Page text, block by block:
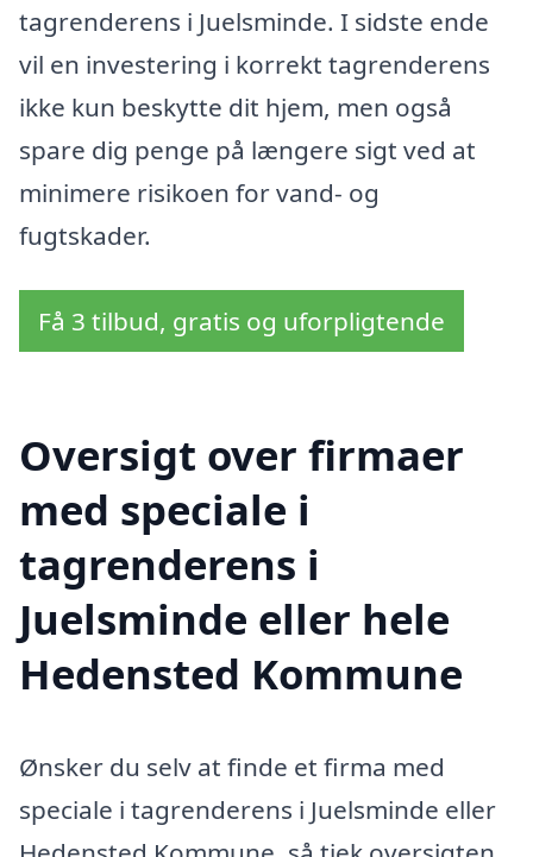
tagrenderens i Juelsminde. I sidste ende
vil en investering i korrekt tagrenderens
ikke kun beskytte dit hjem, men også
spare dig penge på længere sigt ved at
minimere risikoen for vand- og
fugtskader.
Få 3 tilbud, gratis og uforpligtende
Oversigt over firmaer
med speciale i
tagrenderens i
Juelsminde eller hele
Hedensted Kommune
Ønsker du selv at finde et firma med
speciale i tagrenderens i Juelsminde eller